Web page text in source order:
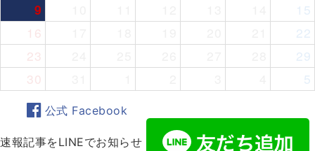
9
15
16
22
23
29
30
5
公式 Facebook
速報記事をLINEでお知らせ